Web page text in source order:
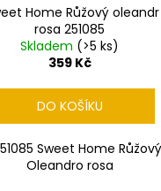
Home Růžový
rosa 251085
Skladem (>5 ks)
359 Kč
DO KOŠÍKU
Sweet Home
Oleandro rosa